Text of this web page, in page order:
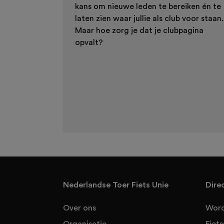
kans om nieuwe leden te bereiken én te
laten zien waar jullie als club voor staan.
Maar hoe zorg je dat je clubpagina
opvalt?
Nederlandse Toer Fiets Unie
Over ons